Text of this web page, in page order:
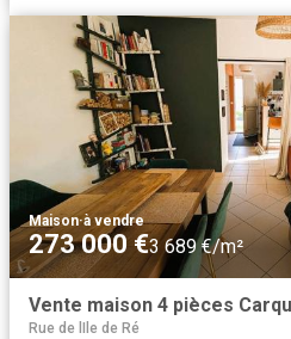
Maison·à vendre
273 000 €3 689 €/m²
Vente maison 4 pièces
Rue de lIle de Ré